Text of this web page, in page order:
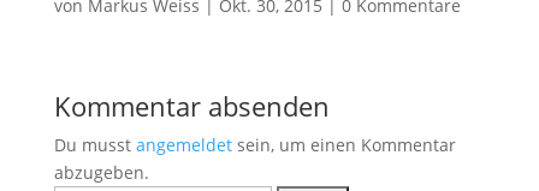
von Markus Weiss | Okt. 30, 2015 | 0 Kommentare
Kommentar absenden
Du musst angemeldetsein, um einen Kommentar
abzugeben.